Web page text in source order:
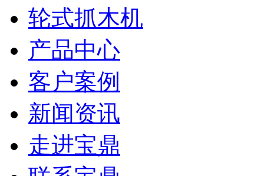
轮式抓木机
产品中心
客户案例
新闻资讯
走进宝鼎